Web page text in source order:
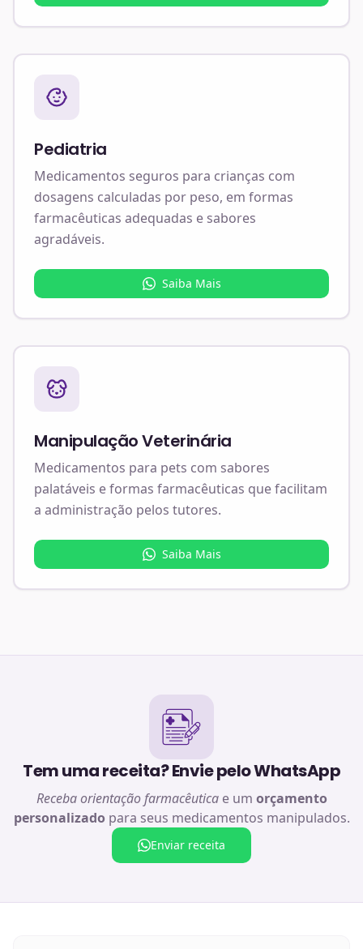
Pediatria
Medicamentos seguros para crianças com
dosagens calculadas por peso, em formas
farmacêuticas adequadas e sabores
agradáveis.
Saiba Mais
Manipulação Veterinária
Medicamentos para pets com sabores
palatáveis e formas farmacêuticas que facilitam
a administração pelos tutores.
Saiba Mais
Tem uma receita? Envie pelo WhatsApp
Receba orientação farmacêuticae um orçamento
personalizado para seus medicamentos manipulados.
Enviar receita